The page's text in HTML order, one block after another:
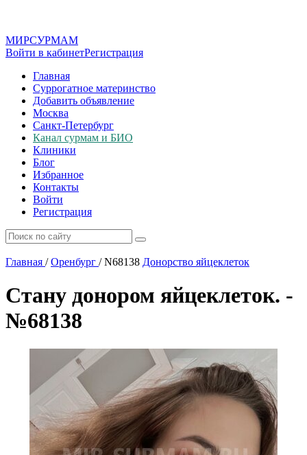
МИРСУРМАМ
Войти в кабинетРегистрация
Главная
Суррогатное материнство
Добавить объявление
Москва
Санкт-Петербург
Канал сурмам и БИО
Клиники
Блог
Избранное
Контакты
Войти
Регистрация
Главная / Оренбург /N68138 Донорство яйцеклеток
Стану донором яйцеклеток. -
№68138